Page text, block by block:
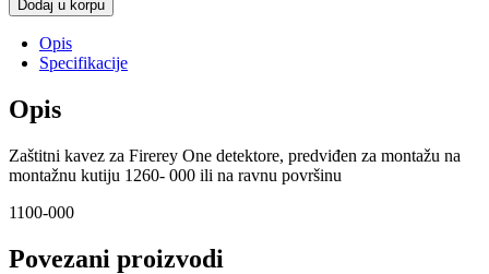
Protective
količina
Dodaj u korpu
Opis
Specifikacije
Opis
Zaštitni kavez za Firerey One detektore, predviđen za montažu na
montažnu kutiju 1260- 000 ili na ravnu površinu
1100-000
Povezani proizvodi